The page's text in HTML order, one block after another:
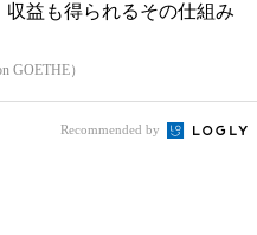
収益も得られるその仕組み
GOETHE）
Recommended by